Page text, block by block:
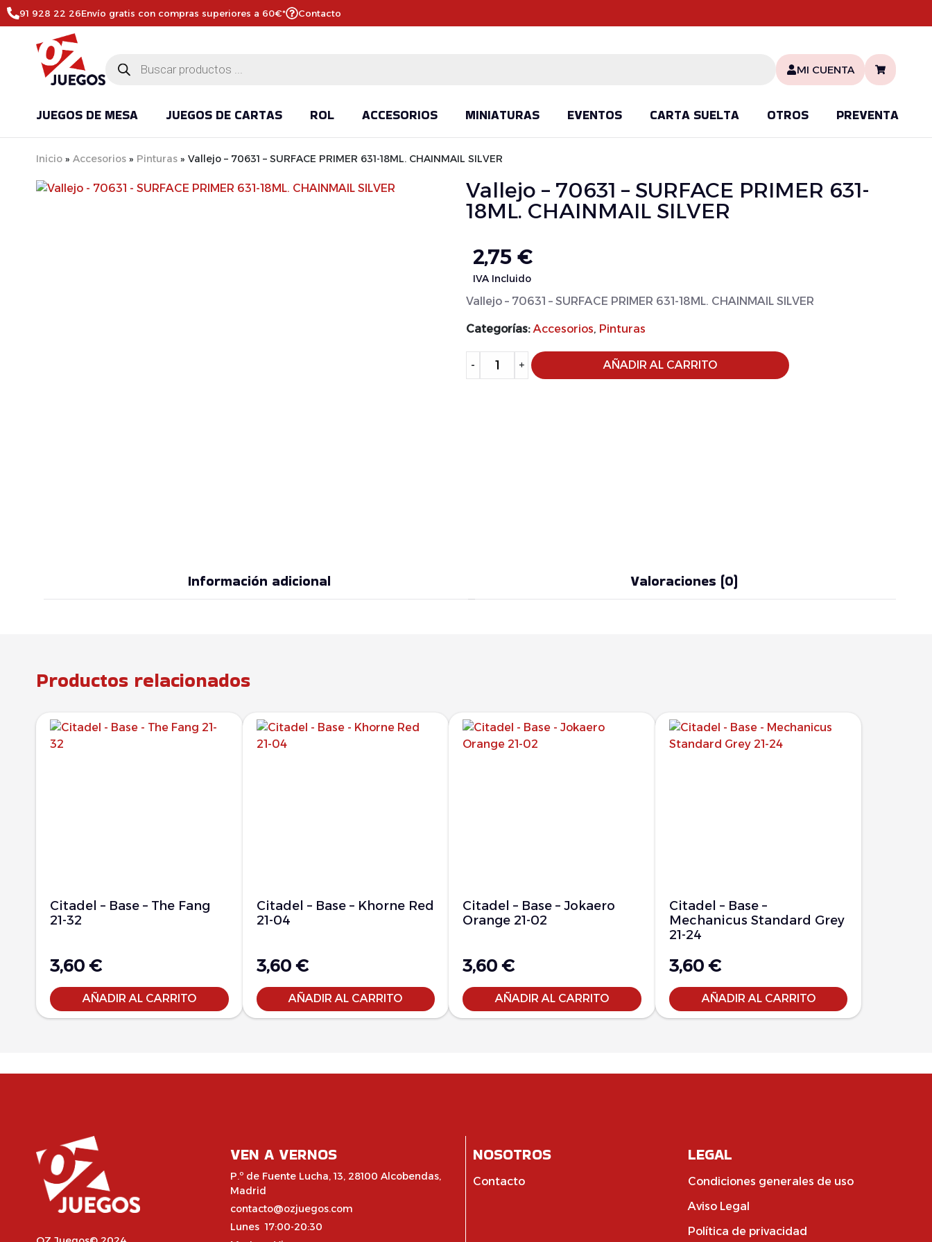
91 928 22 26Envío gratis con compras superiores a 60€* Contacto
MI CUENTA
JUEGOS DE MESA JUEGOS DE CARTAS ROL ACCESORIOS MINIATURAS EVENTOS CARTA SUELTA OTROS PREVENTA
Inicio » Accesorios » Pinturas » Vallejo – 70631 – SURFACE PRIMER 631-18ML. CHAINMAIL SILVER
Vallejo – 70631 – SURFACE PRIMER 631-
18ML. CHAINMAIL SILVER
2,75 €
IVA Incluido
Vallejo – 70631 – SURFACE PRIMER 631-18ML. CHAINMAIL SILVER
Categorías: Accesorios, Pinturas
- + AÑADIR AL CARRITO
Alternative:
Información adicional Valoraciones (0)
Productos relacionados
Citadel – Base – The Fang
21-32
3,60 €
AÑADIR AL CARRITO
Citadel – Base – Khorne Red
21-04
3,60 €
AÑADIR AL CARRITO
Citadel – Base – Jokaero
Orange 21-02
3,60€
AÑADIR AL CARRITO
Citadel – Base –
Mechanicus Standard Grey
21-24
3,60 €
AÑADIR AL CARRITO
VEN A VERNOS
P.º de Fuente Lucha, 13, 28100 Alcobendas,
Madrid
contacto@ozjuegos.com
Lunes 17:00-20:30
NOSOTROS
Contacto
LEGAL
Condiciones generales de uso
Aviso Legal
Política de privacidad